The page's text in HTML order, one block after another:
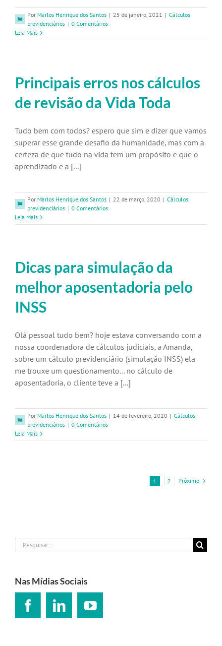
Por Marlos Henrique dos Santos | 25 de janeiro, 2021 | Cálculos
previdenciários | 0 Comentários
Leia Mais
Principais erros nos cálculos
de revisão da Vida Toda
Tudo bem com todos? espero que sim e dizer que vamos
superar esse grande desafio da humanidade, mas com a
certeza de que tudo na vida tem um propósito e que o
aprendizado e a [...]
Por Marlos Henrique dos Santos | 22 de março, 2020 | Cálculos
previdenciários | 0 Comentários
Leia Mais
Dicas para simulação da
melhor aposentadoria pelo
INSS
Olá pessoal tudo bem? hoje estava conversando com a
nossa coordenadora de cálculos judiciais, a Amanda,
sobre um cálculo previdenciário (simulação INSS) ela
me trouxe um questionamento... no cálculo de
aposentadoria, o cliente teve a [...]
Por Marlos Henrique dos Santos | 14 de fevereiro, 2020 | Cálculos
previdenciários | 0 Comentários
Leia Mais
1 2 Próximo
Buscar
resultados
Nas Mídias Sociais